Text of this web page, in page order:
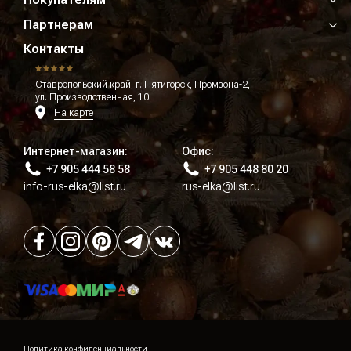
Партнерам
Контакты
Ставропольский край, г. Пятигорск, Промзона-2,
ул. Производственная, 10
На карте
Интернет-магазин:
+7 905 444 58 58
info-rus-elka@list.ru
Офис:
+7 905 448 80 20
rus-elka@list.ru